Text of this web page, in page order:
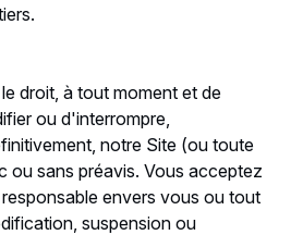
droit, à tout moment et de
ou d'interrompre,
notre Site (ou toute
ou sans préavis. Vous acceptez
envers vous ou tout
suspension ou